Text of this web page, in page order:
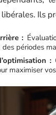
Ils
:
périodes
:
maximiser